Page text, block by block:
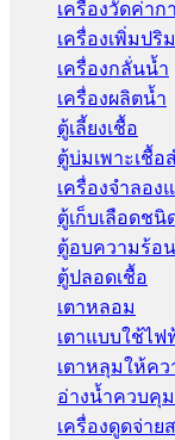
เครื่องวัดค่า
เครื่องเพิ่มป
เครื่องกลั่นน้ำ
เครื่องผลิตน้ำ
ตู้เลี้ยงเชื้อ
ตู้บ่มเพาะเชื้อ
เครื่องจำลอง
ตู้เก็บเลือดช
ตู้อบความร้อ
ตู้ปลอดเชื้อ
เตาหลอม
เตาแบบใช้ไฟ
เตาหลุมให้ค
อ่างน้ำควบคุ
เครื่องดูดจ่า